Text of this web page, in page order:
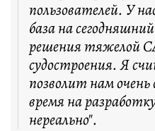
пользователей. У
база на
решения тяжелой
судостроения. Я
позволит нам
время на
нереально".